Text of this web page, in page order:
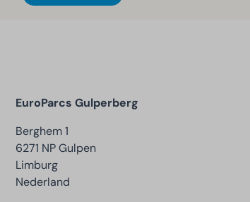
EuroParcs Gulperberg
Berghem 1
6271 NP Gulpen
Limburg
Nederland